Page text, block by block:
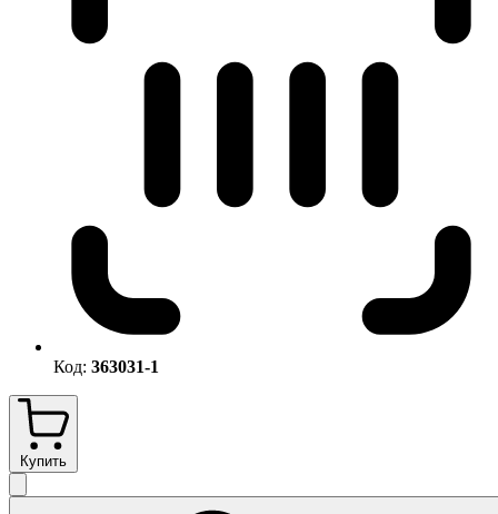
Код: 363031-1
Купить